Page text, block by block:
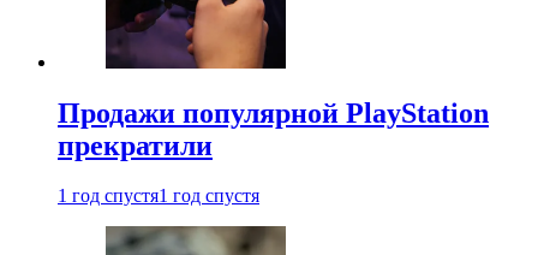
Продажи популярной PlayStation
прекратили
1 год спустя1 год спустя